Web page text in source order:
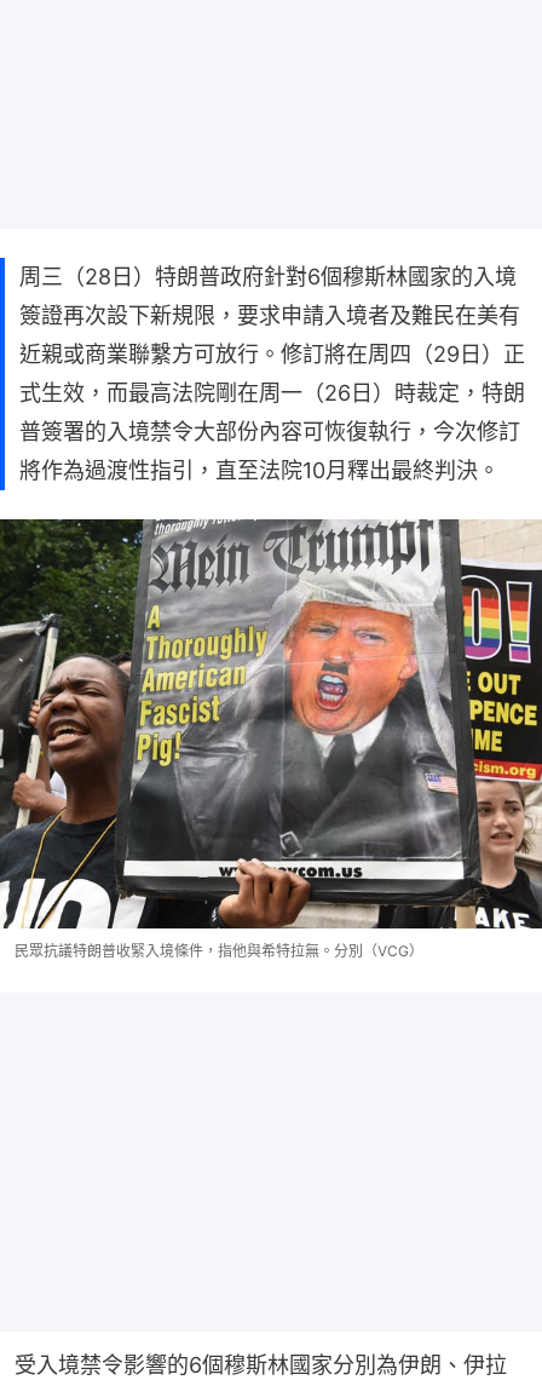
周三（28日）特朗普政府針對6個穆斯林國家的入境
簽證再次設下新規限，要求申請入境者及難民在美有
近親或商業聯繫方可放行。修訂將在周四（29日）正
式生效，而最高法院剛在周一（26日）時裁定，特朗
普簽署的入境禁令大部份內容可恢復執行，今次修訂
將作為過渡性指引，直至法院10月釋出最終判決。
民眾抗議特朗普收緊入境條件，指他與希特拉無。分別（VCG）
受入境禁令影響的6個穆斯林國家分別為伊朗、伊拉